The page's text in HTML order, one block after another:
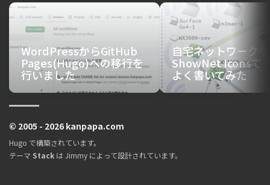
WordPressからGitHub
Pages(Hugo)への移行を
行いました
自宅ネットワークを
ShowNet Iconsで
よく書いてみた
© 2005 - 2026 kanpapa.com
Hugo で構築されています。
テーマ Stack は Jimmy によって設計されています。